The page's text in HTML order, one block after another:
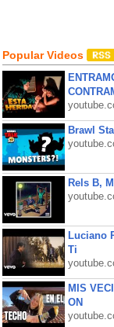
Popular Videos
Brawl
Rels B,
Luciano
Ti
MIS
ON